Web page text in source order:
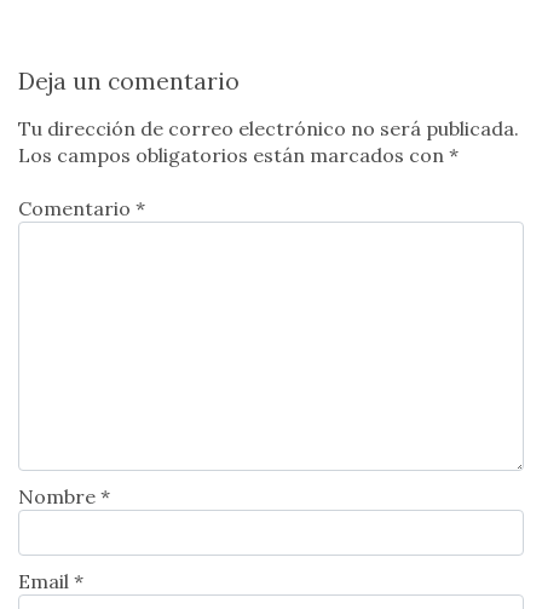
Deja un comentario
Tu dirección de correo electrónico no será publicada.
Los campos obligatorios están marcados con *
Comentario *
Nombre *
Email *